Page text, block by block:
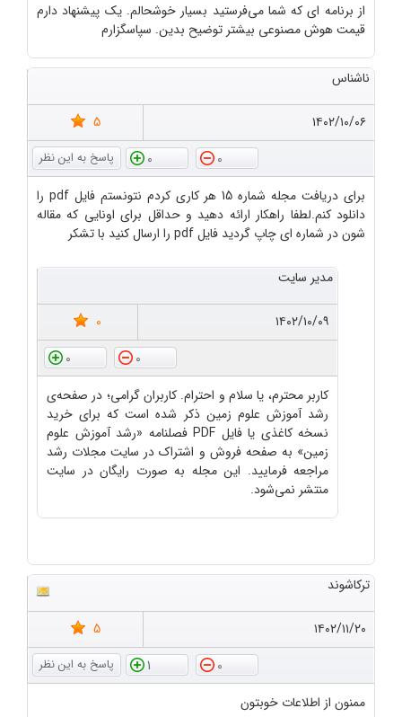
از برنامه ای که شما می‌فرستید بسیار خوشحالم. یک پیشنهاد دارم
قیمت هوش مصنوعی بیشتر توضیح بدین. سپاسگزارم
ناشناس
۱۴۰۲/۱۰/۰۶
5
0
0
برای دریافت مجله شماره 15 هر کاری کردم نتونستم فایل pdf را
دانلود کنم.لطفا راهکار ارائه دهید و حداقل برای اونایی که مقاله
شون در شماره ای چاپ گردید فایل pdf را ارسال کنید با تشکر
مدیر سایت
۱۴۰۲/۱۰/۰۹
0
0
0
کاربر محترم، یا سلام و احترام. کاربران گرامی؛ در صفحه‌ی
رشد آموزش علوم زمین ذکر شده است که برای خرید
نسخه کاغذی یا فایل PDF فصلنامه «رشد آموزش علوم
زمین» به صفحه فروش و اشتراک در سایت مجلات رشد
مراجعه فرمایید. این مجله به صورت رایگان در سایت
منتشر نمی‌شود.
ترکاشوند
۱۴۰۲/۱۱/۲۰
5
0
1
ممنون از اطلاعات خوبتون